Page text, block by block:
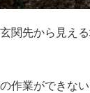
関先から見え
作業ができな